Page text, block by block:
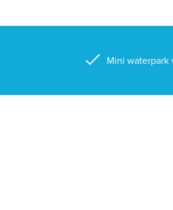
Mini waterpark